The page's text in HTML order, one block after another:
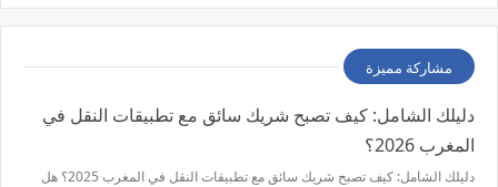
مشاركة مميزة
دليلك الشامل: كيف تصبح شريك سائق مع تطبيقات النقل في
المغرب 2026؟
دليلك الشامل: كيف تصبح شريك سائق مع تطبيقات النقل في المغرب 2025؟ هل